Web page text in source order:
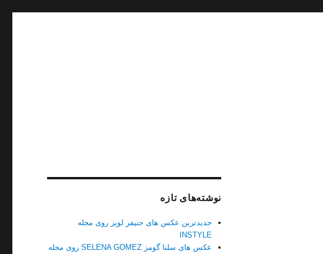
نوشته‌های تازه
جدیدترین عکس های جنیفر لوپز روی مجله
INSTYLE
عکس های سلنا گومز SELENA GOMEZ روی مجله